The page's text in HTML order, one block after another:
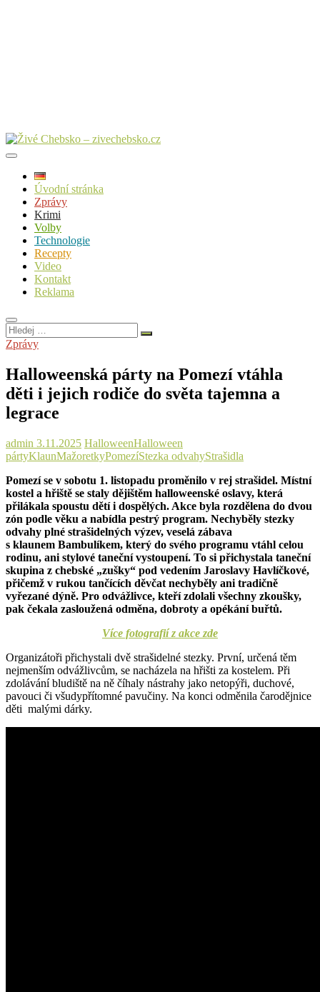
Úvodní stránka
Zprávy
Krimi
Volby
Technologie
Recepty
Video
Kontakt
Reklama
Hledej
…
Zprávy
Halloweenská párty na Pomezí vtáhla
děti i jejich rodiče do světa tajemna a
legrace
admin 3.11.2025 HalloweenHalloween
pártyKlaunMažoretkyPomezíStezka odvahyStrašidla
Pomezí se v sobotu 1. listopadu proměnilo v rej strašidel. Místní
kostel a hřiště se staly dějištěm halloweenské oslavy, která
přilákala spoustu dětí i dospělých. Akce byla rozdělena do dvou
zón podle věku a nabídla pestrý program. Nechyběly stezky
odvahy plné strašidelných výzev, veselá zábava
s klaunem Bambulíkem, který do svého programu vtáhl celou
rodinu, ani stylové taneční vystoupení. To si přichystala taneční
skupina z chebské „zušky“ pod vedením Jaroslavy Havlíčkové,
přičemž v rukou tančících děvčat nechyběly ani tradičně
vyřezané dýně. Pro odvážlivce, kteří zdolali všechny zkoušky,
pak čekala zasloužená odměna, dobroty a opékání buřtů.
Více fotografií z akce zde
Organizátoři přichystali dvě strašidelné stezky. První, určená těm
nejmenším odvážlivcům, se nacházela na hřišti za kostelem. Při
zdolávání bludiště na ně číhaly nástrahy jako netopýři, duchové,
pavouci či všudypřítomné pavučiny. Na konci odměnila čarodějnice
děti malými dárky.